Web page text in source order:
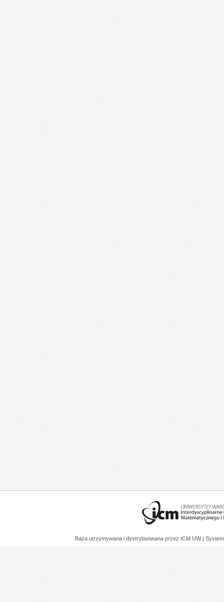
Baza utrzymywana i dystrybuowana przez ICM UW |